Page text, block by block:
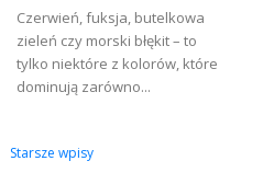
Czerwień, fuksja, butelkowa
zieleń czy morski błękit – to
tylko niektóre z kolorów, które
dominują zarówno...
Nawigacja
Starsze wpisy